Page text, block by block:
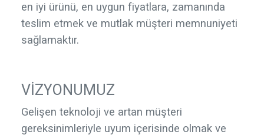
en iyi ürünü, en uygun fiyatlara, zamanında
teslim etmek ve mutlak müşteri memnuniyeti
sağlamaktır.
VİZYONUMUZ
Gelişen teknoloji ve artan müşteri
gereksinimleriyle uyum içerisinde olmak ve